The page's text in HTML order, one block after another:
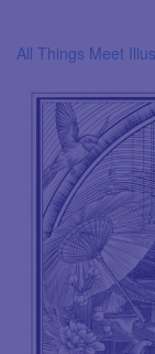
All Things Meet